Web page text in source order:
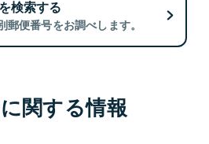
検索する
便番号をお調べします。
関する情報